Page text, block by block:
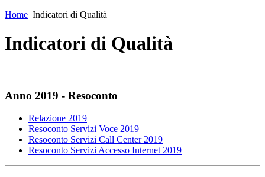
Home Indicatori di Qualità
Indicatori di Qualità
Anno 2019 - Resoconto
Relazione 2019
Resoconto Servizi Voce 2019
Resoconto Servizi Call Center 2019
Resoconto Servizi Accesso Internet 2019